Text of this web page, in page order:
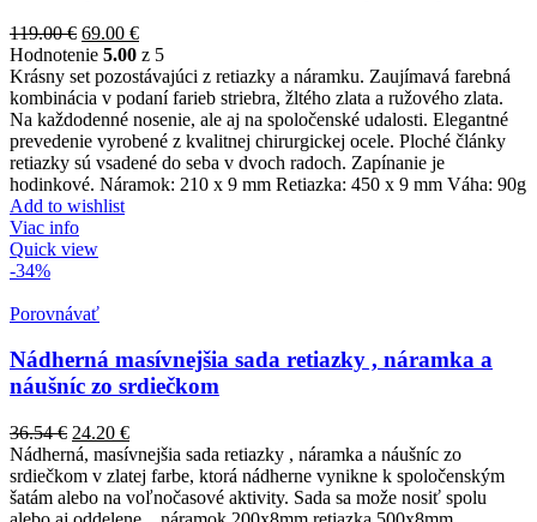
119.00€ 69.00 €
Hodnotenie 5.00 z 5
Krásny set pozostávajúci z retiazky a náramku. Zaujímavá farebná
kombinácia v podaní farieb striebra, žltého zlata a ružového zlata.
Na každodenné nosenie, ale aj na spoločenské udalosti. Elegantné
prevedenie vyrobené z kvalitnej chirurgickej ocele. Ploché články
retiazky sú vsadené do seba v dvoch radoch. Zapínanie je
hodinkové. Náramok: 210 x 9 mm Retiazka: 450 x 9 mm Váha: 90g
Add to wishlist
Viac info
Quick view
-34%
Porovnávať
Nádherná masívnejšia sada retiazky , náramka a
náušníc zo srdiečkom
36.54€ 24.20 €
Nádherná, masívnejšia sada retiazky , náramka a náušníc zo
srdiečkom v zlatej farbe, ktorá nádherne vynikne k spoločenským
šatám alebo na voľnočasové aktivity. Sada sa može nosiť spolu